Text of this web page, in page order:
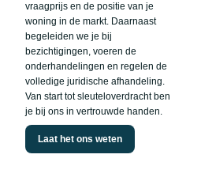
vraagprijs en de positie van je
woning in de markt. Daarnaast
begeleiden we je bij
bezichtigingen, voeren de
onderhandelingen en regelen de
volledige juridische afhandeling.
Van start tot sleuteloverdracht ben
je bij ons in vertrouwde handen.
Laat het ons weten